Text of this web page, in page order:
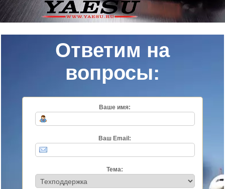
Ответим на
вопросы:
Ваше имя:
Ваш Email:
Тема: